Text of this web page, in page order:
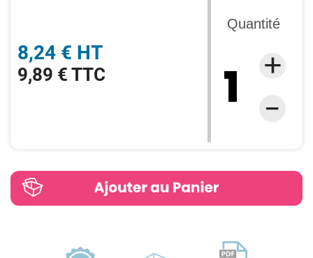
8,24 € HT
9,89 € TTC
Quantité